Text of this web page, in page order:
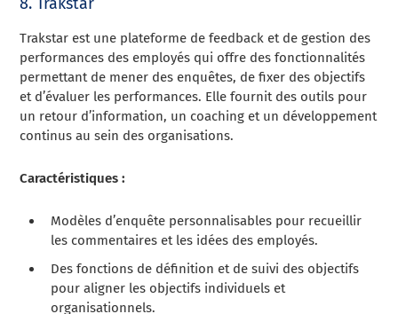
Trakstar est une plateforme de feedback et de gestion des
performances des employés qui offre des fonctionnalités
permettant de mener des enquêtes, de fixer des objectifs
et d’évaluer les performances. Elle fournit des outils pour
un retour d’information, un coaching et un développement
continus au sein des organisations.
Caractéristiques :
Modèles d’enquête personnalisables pour recueillir
les commentaires et les idées des employés.
Des fonctions de définition et de suivi des objectifs
pour aligner les objectifs individuels et
organisationnels.